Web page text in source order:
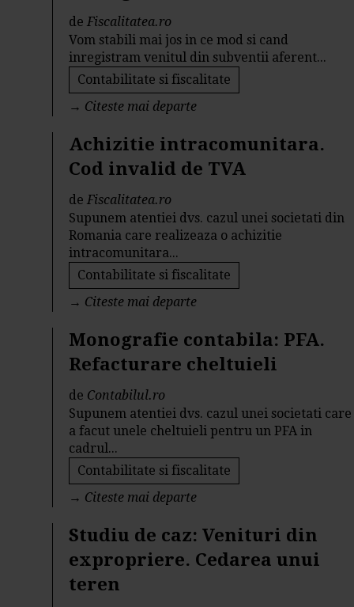
deFiscalitatea.ro
Vom stabili mai jos in ce mod si cand
inregistram venitul din subventii aferent...
Contabilitate si fiscalitate
→ Citeste mai departe
Achizitie intracomunitara.
Cod invalid de TVA
deFiscalitatea.ro
Supunem atentiei dvs. cazul unei societati din
Romania care realizeaza o achizitie
intracomunitara...
Contabilitate si fiscalitate
→ Citeste mai departe
Monografie contabila: PFA.
Refacturare cheltuieli
de Contabilul.ro
Supunem atentiei dvs. cazul unei societati care
a facut unele cheltuieli pentru un PFA in
cadrul...
Contabilitate si fiscalitate
→ Citeste mai departe
Studiu de caz: Venituri din
expropriere. Cedarea unui
teren